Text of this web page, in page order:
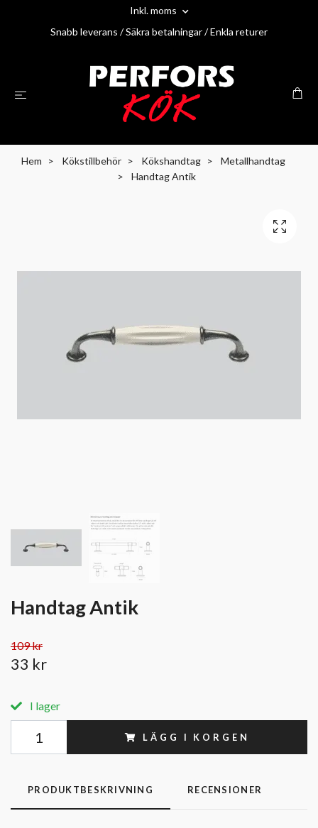
Inkl. moms
Snabb leverans / Säkra betalningar / Enkla returer
Hem Kökstillbehör Kökshandtag
Metallhandtag
Handtag Antik
Handtag Antik
109 kr
33 kr
I lager
LÄGG I KORGEN
PRODUKTBESKRIVNING RECENSIONER